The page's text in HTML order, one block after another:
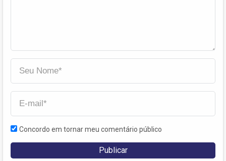
Concordo em tornar meu comentário público